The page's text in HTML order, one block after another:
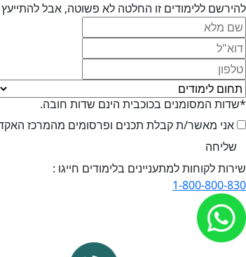
להירשם ללימודים זו החלטה לא פשוטה, אבל
*שדות המסומנים בכוכבית הינם שדות חובה.
אני מאשר/ת קבלת תכנים ופרסומים מהמרכז
שירות לקוחות למתעניינים בלימודים חייגו :
1-800-800-830